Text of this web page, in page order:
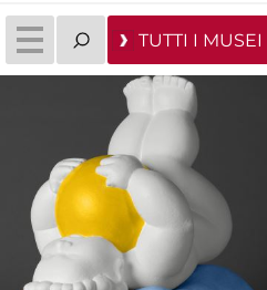
TUTTI I MUSEI